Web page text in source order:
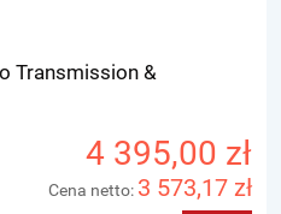
Transmission &
4 395,00 zł
Cena netto: 3 573,17 zł